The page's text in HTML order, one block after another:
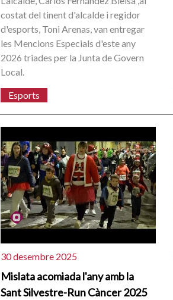
costat del tinent d'alcalde i regidor
d'esports, Toni Arenas, van entregar
les Mencions Especials d'este any
2026 triades per la Junta de Govern
Local.
Esports
30 desembre 2025
Mislata acomiada l'any amb la
Sant Silvestre-Run Càncer 2025